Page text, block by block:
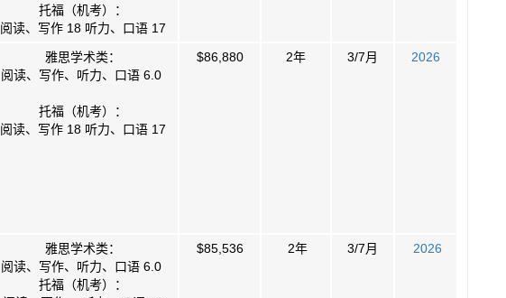
托福（机考）：
阅读、写作 18 听力、口语 17
雅思学术类：
阅读、写作、听力、口语 6.0
托福（机考）：
阅读、写作 18 听力、口语 17
$86,880 2年 3/7月 2026
雅思学术类：
阅读、写作、听力、口语 6.0
托福（机考）：
$85,536 2年 3/7月 2026